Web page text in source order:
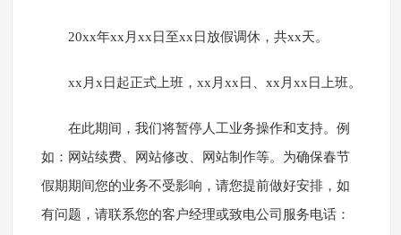
20xx年xx月xx日至xx日放假调休，共xx天。
xx月x日起正式上班，xx月xx日、xx月xx日上班。
在此期间，我们将暂停人工业务操作和支持。例
如：网站续费、网站修改、网站制作等。为确保春节
假期期间您的业务不受影响，请您提前做好安排，如
有问题，请联系您的客户经理或致电公司服务电话：